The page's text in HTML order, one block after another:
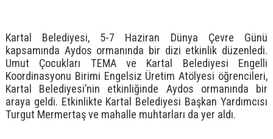
Kartal Belediyesi, 5-7 Haziran Dünya Çevre Günü
kapsamında Aydos ormanında bir dizi etkinlik düzenledi.
Umut Çocukları TEMA ve Kartal Belediyesi Engelli
Koordinasyonu Birimi Engelsiz Üretim Atölyesi öğrencileri,
Kartal Belediyesi’nin etkinliğinde Aydos ormanında bir
araya geldi. Etkinlikte Kartal Belediyesi Başkan Yardımcısı
Turgut Mermertaş ve mahalle muhtarları da yer aldı.